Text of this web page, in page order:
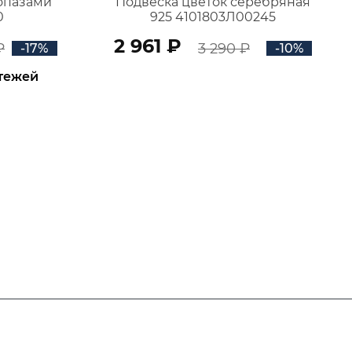
-17%
925 4101803Л00245
2 961 ₽ 3 290 ₽ -10%